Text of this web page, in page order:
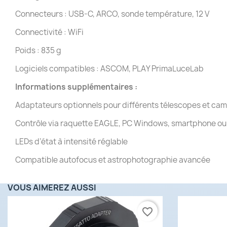
Connecteurs : USB-C, ARCO, sonde température, 12 V
Connectivité : WiFi
Poids : 835 g
Logiciels compatibles : ASCOM, PLAY PrimaLuceLab
Informations supplémentaires :
Adaptateurs optionnels pour différents télescopes et
Contrôle via raquette EAGLE, PC Windows, smartphone
LEDs d’état à intensité réglable
Compatible autofocus et astrophotographie avancée
VOUS AIMEREZ AUSSI
favorite_border